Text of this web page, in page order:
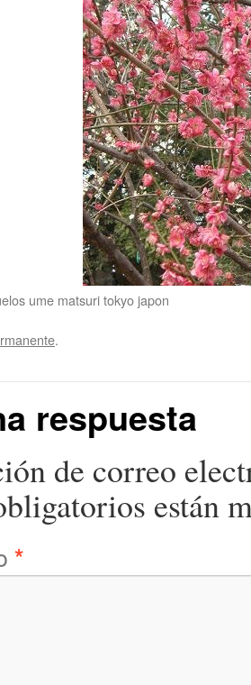
ume matsuri tokyo japon
.
respuesta
de correo
están
*